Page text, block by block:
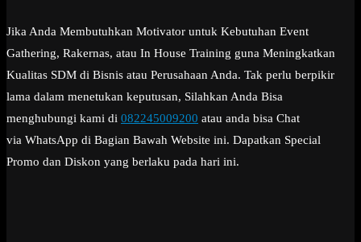
Jika Anda Membutuhkan Motivator untuk Kebutuhan Event
Gathering, Rakernas, atau In House Training guna Meningkatkan
Kualitas SDM di Bisnis atau Perusahaan Anda. Tak perlu berpikir
lama dalam menetukan keputusan, Silahkan Anda Bisa
menghubungi kami di 082245009200 atau anda bisa Chat
via WhatsApp di Bagian Bawah Website ini. Dapatkan Special
Promo dan Diskon yang berlaku pada hari ini.